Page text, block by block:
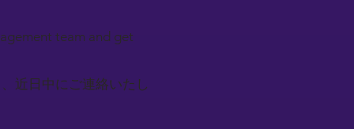
team and get
近日中にご連絡いたし